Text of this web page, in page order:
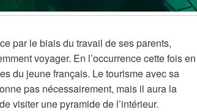
par le biais du travail de ses parents,
voyager. En l’occurrence cette fois en
du jeune français. Le tourisme avec sa
pas nécessairement, mais il aura la
visiter une pyramide de l’intérieur.